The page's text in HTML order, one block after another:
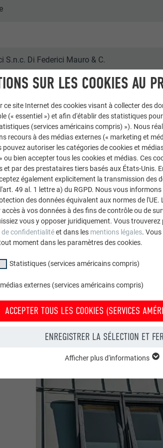
S.n.c. Di Federici Mauro & C.
& Wir
SUR LES COOKIES AU
ce site Internet des cookies visant à collecter des
(« essentiel ») et afin d'établir des statistiques
(services américains compris) »). Nous
recours à des médias externes (« marketing et
pouvez autoriser les catégories de cookies et
ou bien accepter tous les cookies et médias. Ces
et par des prestataires tiers basés aux États-Unis.
également explicitement la transmission des
49 al. 1 lettre a) du RGPD. Nous vous
des données équivalent aux normes de
à vos données à des fins de contrôle ou de
vous y opposer juridiquement. Vous
confidentialitéet dans les mentions légales.
moment dans les paramètres des cookies.
Statistiques (services américains compris)
externes (services américains compris)
ACCEPTER TOUS LES COOKIES (SERVICES
ENREGISTRER LA SÉLECTION ET
le site Internet fonctionne correctement.
PHPSESSID
Afficher les informations relatives aux
AMÉRICAINS COMPRIS)
(services américains compris) » nous
Afficher plus d'informations